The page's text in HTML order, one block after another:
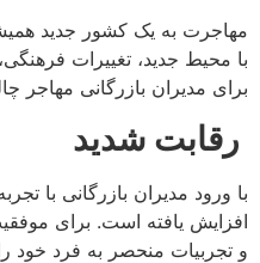
مهاجرت به یک کشور جدید
با محیط جدید، تغییرات
برای مدیران بازرگانی مهاجر
رقابت شدید
با ورود مدیران بازرگانی با
افزایش یافته است. برای
و تجربیات منحصر به فرد خود